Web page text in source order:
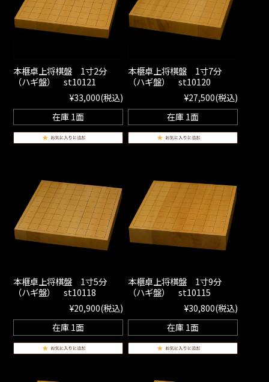
本榧卓上将棋盤 1寸2分
（ハギ盤） st10121
¥33,000(税込)
在庫 1面
本榧卓上将棋盤 1寸7分
（ハギ盤） st10120
¥27,500(税込)
在庫 1面
本榧卓上将棋盤 1寸5分
（ハギ盤） st10118
¥20,900(税込)
在庫 1面
本榧卓上将棋盤 1寸9分
（ハギ盤） st10115
¥30,800(税込)
在庫 1面